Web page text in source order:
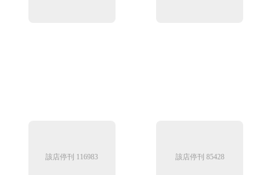
該店停刊 116983 該店停刊 85428